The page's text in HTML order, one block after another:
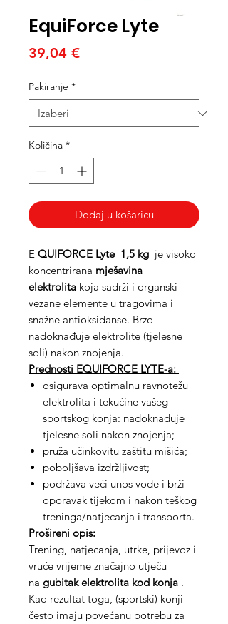
EquiForce Lyte
39,04 €Cijena
Pakiranje *
Količina *
Dodaj u košaricu
E QUIFORCE Lyte 1,5 kg je visoko
koncentrirana mješavina
elektrolita koja sadrži i organski
vezane elemente u tragovima i
snažne antioksidanse. Brzo
nadoknađuje elektrolite (tjelesne
soli) nakon znojenja.
Prednosti EQUIFORCE LYTE-a:
osigurava optimalnu ravnotežu
elektrolita i tekućine vašeg
sportskog konja: nadoknađuje
tjelesne soli nakon znojenja;
pruža učinkovitu zaštitu mišića;
poboljšava izdržljivost;
podržava veći unos vode i brži
oporavak tijekom i nakon teškog
treninga/natjecanja i transporta.
Prošireni opis:
Trening, natjecanja, utrke, prijevoz i
vruće vrijeme značajno utječu
na gubitak elektrolita kod konja .
Kao rezultat toga, (sportski) konji
često imaju povećanu potrebu za